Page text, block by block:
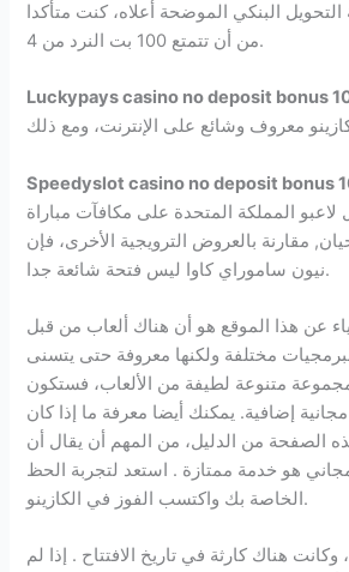
البنكي الموضحة أعلاه، كنت متأكدا
من أن تتمتع 100 بت النرد من 4.
Luckypays casino no deposit bonus
Speedyslot casino no deposit bonus
المملكة المتحدة على مكافآت مباراة
مقارنة بالعروض الترويجية الأخرى، فإن
نيون ساموراي كاوا ليس فتحة شائعة جدا.
عن هذا الموقع هو أن هناك ألعاب من قبل
مختلفة ولكنها معروفة حتى يتسنى
متنوعة لطيفة من الألعاب، فستكون
3 دورات مجانية إضافية. يمكنك أيضا معرفة ما إذا كان
الصفحة من الدليل، من المهم أن يقال أن
هو خدمة ممتازة . استعد لتجربة الحظ
الخاصة بك واكتسب الفوز في الكازينو.
هناك كارثة في تاريخ الافتتاح . إذا لم